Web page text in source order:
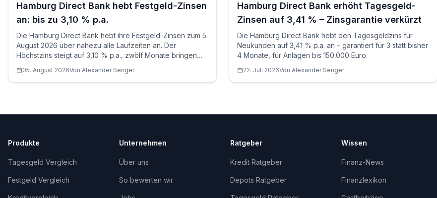
Hamburg Direct Bank hebt Festgeld-Zinsen
an: bis zu 3,10 % p.a.
Die Hamburg Direct Bank hebt ihre Festgeld-Zinsen zum 5.
August 2026 über nahezu alle Laufzeiten an. Der
Höchstzins steigt auf 3,10 % p.a., zwölf Monate bringen
05. August 2026Von Alexander Senger
Hamburg Direct Bank erhöht Tagesgeld-
Zinsen auf 3,41 % – Zinsgarantie verkürzt
Die Hamburg Direct Bank hebt den Tagesgeldzins für
Neukunden auf 3,41 % p.a. an – garantiert für 3 statt bisher
4 Monate, für Anlagen bis 150.000 Euro.
22. Juli 2026VonAlexander Senger
Produkte
Tagesgeld Vergleich
Festgeld Vergleich
Unternehmen
Über uns
So bewerten wir
Ratgeber
Kredit Ratgeber
Depots Ratgeber
Wissen
Finanz-News
Finanzlexikon